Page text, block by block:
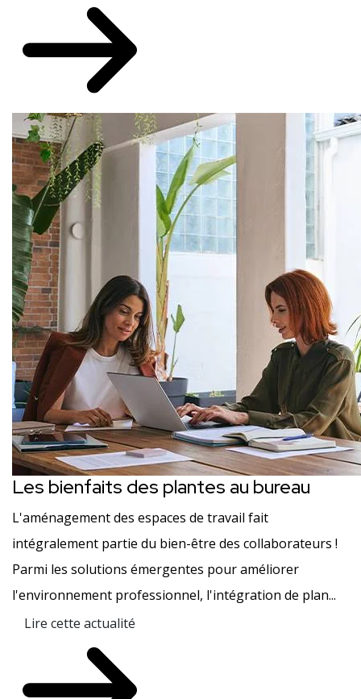
Les bienfaits des plantes au bureau
L'aménagement des espaces de travail fait
intégralement partie du bien-être des collaborateurs !
Parmi les solutions émergentes pour améliorer
l'environnement professionnel, l'intégration de plan...
Lire cette actualité